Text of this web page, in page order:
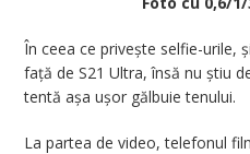
În ceea ce privește selfie-urile,
față de S21 Ultra, însă nu știu
tentă așa ușor gălbuie tenului.
La partea de video, telefonul